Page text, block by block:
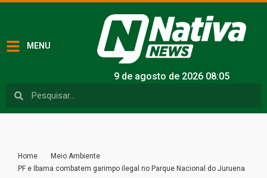
MENU
9 de agosto de 2026 08:05
Home
Meio Ambiente
PF e Ibama combatem garimpo ilegal no Parque Nacional do Juruena